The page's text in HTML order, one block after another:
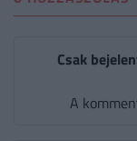
Csak
A